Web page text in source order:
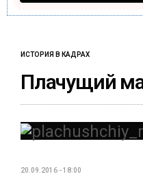
ИСТОРИЯ В КАДРАХ
Плачущий
20.09.2016 - 18:00